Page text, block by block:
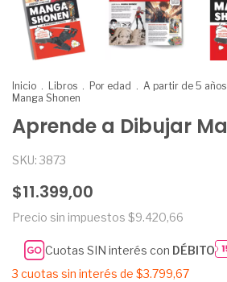
Inicio . Libros . Por edad . A partir de 5 años
Manga Shonen
Aprende a Dibujar
SKU: 3873
$11.399,00
Precio sin impuestos $9.420,66
Cuotas SIN interés con DÉBITO
3 cuotas sin interés de $3.799,67